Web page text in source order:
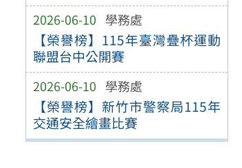
2026-06-10 學務處
【榮譽榜】115年臺灣疊杯運動
聯盟台中公開賽
2026-06-10 學務處
【榮譽榜】新竹市警察局115年
交通安全繪畫比賽